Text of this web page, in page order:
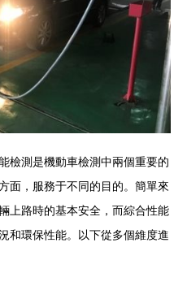
檢測是機動車檢測中兩個重要的
面，服務于不同的目的。簡單來
上路時的基本安全，而綜合性能
和環保性能。以下從多個維度進